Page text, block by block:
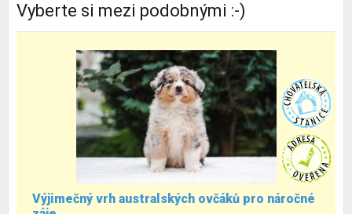
Vyberte si mezi podobnými :-)
Výjimečný vrh australských ovčáků pro náročné